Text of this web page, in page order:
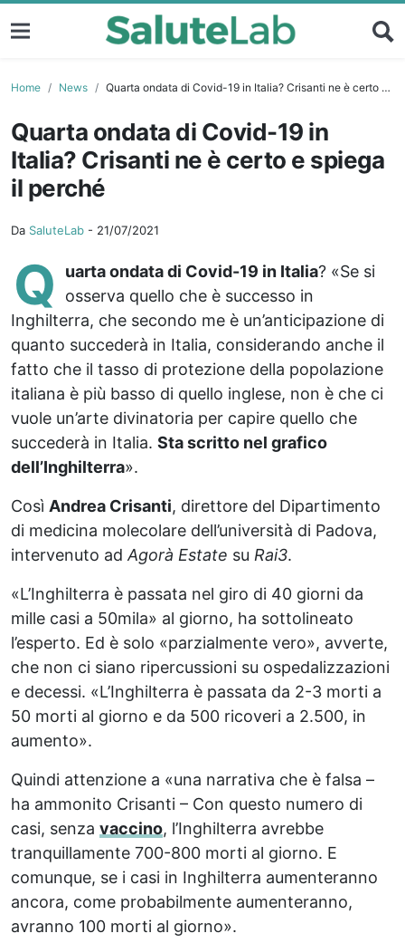
Home News Quarta ondata di Covid-19 in Italia? Crisanti ne è certo e spiega il perché
Quarta ondata di Covid-19 in
Italia? Crisanti ne è certo e spiega
il perché
Da SaluteLab - 21/07/2021
Q uarta ondata di Covid-19 in Italia? «Se si
osserva quello che è successo in
Inghilterra, che secondo me è un’anticipazione di
quanto succederà in Italia, considerando anche il
fatto che il tasso di protezione della popolazione
italiana è più basso di quello inglese, non è che ci
vuole un’arte divinatoria per capire quello che
succederà in Italia. Sta scritto nel grafico
dell’Inghilterra».
Così Andrea Crisanti, direttore del Dipartimento
di medicina molecolare dell’università di Padova,
intervenuto ad Agorà Estate su Rai3.
«L’Inghilterra è passata nel giro di 40 giorni da
mille casi a 50mila» al giorno, ha sottolineato
l’esperto. Ed è solo «parzialmente vero», avverte,
che non ci siano ripercussioni su ospedalizzazioni
e decessi. «L’Inghilterra è passata da 2-3 morti a
50 morti al giorno e da 500 ricoveri a 2.500, in
aumento».
Quindi attenzione a «una narrativa che è falsa –
ha ammonito Crisanti – Con questo numero di
casi, senza vaccino, l’Inghilterra avrebbe
tranquillamente 700-800 morti al giorno. E
comunque, se i casi in Inghilterra aumenteranno
ancora, come probabilmente aumenteranno,
avranno 100 morti al giorno».